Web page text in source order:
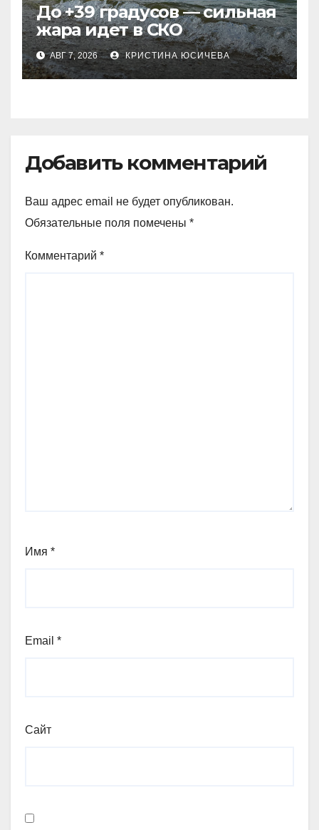
До +39 градусов — сильная
жара идет в СКО
АВГ 7, 2026 КРИСТИНА ЮСИЧЕВА
Добавить комментарий
Ваш адрес email не будет опубликован.
Обязательные поля помечены *
Комментарий *
Имя *
Email *
Сайт